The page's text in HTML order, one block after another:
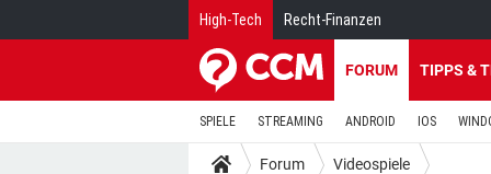
High-Tech Recht-Finanzen
FORUM TIPPS &
SPIELE STREAMING ANDROID IOS
Forum Videospiele